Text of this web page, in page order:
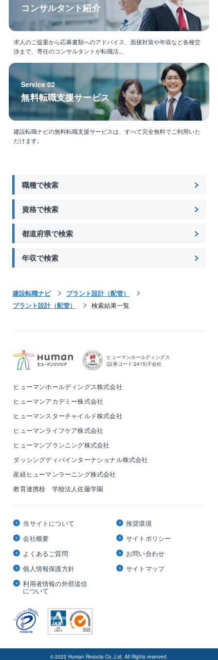
コンサルタント紹介
求人のご提案から応募書類へのアドバイス、面接対策や年収など各種交
渉まで、専任のコンサルタントが転職活...
Service 02
無料転職支援サービス
建設転職ナビの無料転職支援サービスは、すべて完全無料でご利用いた
だけます。
職種で検索
資格で検索
都道府県で検索
年収で検索
建設転職ナビ
プラント設計（配管）
プラント設計（配管）
検索結果一覧
ヒューマンホールディングス
(証券コード:2415)子会社
ヒューマンホールディングス株式会社
ヒューマンアカデミー株式会社
ヒューマンスターチャイルド株式会社
ヒューマンライフケア株式会社
ヒューマンプランニング株式会社
ダッシングディバインターナショナル株式会社
産経ヒューマンラーニング株式会社
教育連携校 学校法人佐藤学園
当サイトについて
会社概要
よくあるご質問
個人情報保護方針
利用者情報の外部送信
について
推奨環境
サイトポリシー
お問い合わせ
サイトマップ
© 2022 Human Resocia Co.,Ltd. All Rights reserved.